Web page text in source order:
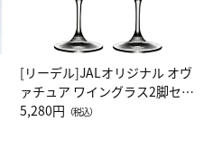
[リーデル]JALオリジナル オヴ
ァチュア ワイングラス2脚セッ
ト（レッドワイン）
5,280円 （税込）